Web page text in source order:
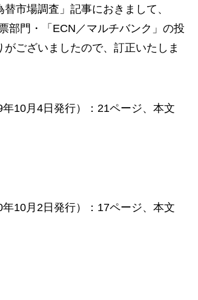
市場調査」記事におきまして、
部門・「ECN／マルチバンク」の投
ございましたので、訂正いたしま
10月4日発行）：21ページ、本文
10月2日発行）：17ページ、本文